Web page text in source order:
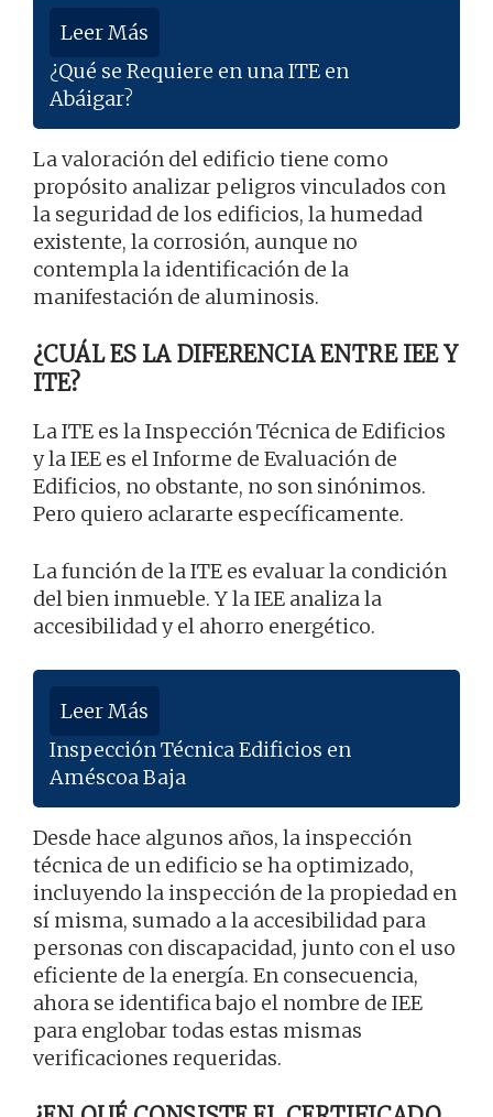
Leer Más
¿Qué se Requiere en una ITE en
Abáigar?
La valoración del edificio tiene como
propósito analizar peligros vinculados con
la seguridad de los edificios, la humedad
existente, la corrosión, aunque no
contempla la identificación de la
manifestación de aluminosis.
¿CUÁL ES LA DIFERENCIA ENTRE IEE Y
ITE?
La ITE es la Inspección Técnica de Edificios
y la IEE es el Informe de Evaluación de
Edificios, no obstante, no son sinónimos.
Pero quiero aclararte específicamente.
La función de la ITE es evaluar la condición
del bien inmueble. Y la IEE analiza la
accesibilidad y el ahorro energético.
Leer Más
Inspección Técnica Edificios en
Améscoa Baja
Desde hace algunos años, la inspección
técnica de un edificio se ha optimizado,
incluyendo la inspección de la propiedad en
sí misma, sumado a la accesibilidad para
personas con discapacidad, junto con el uso
eficiente de la energía. En consecuencia,
ahora se identifica bajo el nombre de IEE
para englobar todas estas mismas
verificaciones requeridas.